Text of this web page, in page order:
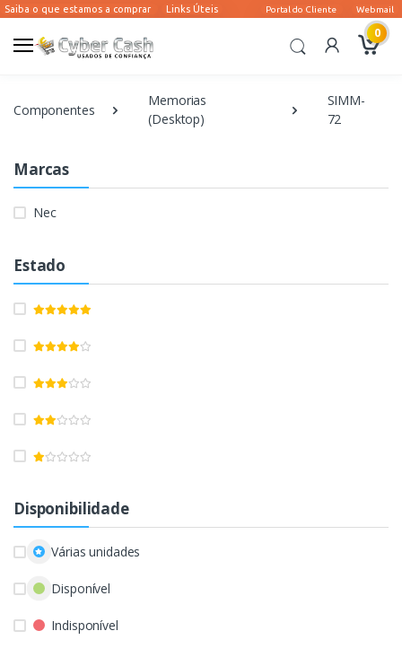
0
Componentes
Memorias
(Desktop)
SIMM-
72
Marcas
Nec
Estado
Disponibilidade
Várias unidades
Disponível
Indisponível